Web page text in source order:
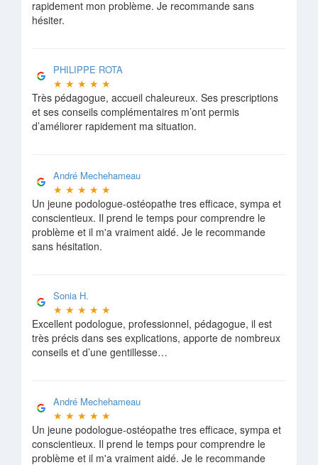
rapidement mon problème. Je recommande sans
hésiter.
PHILIPPE ROTA
★ ★ ★ ★ ★
Très pédagogue, accueil chaleureux. Ses prescriptions
et ses conseils complémentaires m’ont permis
d’améliorer rapidement ma situation.
André Mechehameau
★ ★ ★ ★ ★
Un jeune podologue-ostéopathe tres efficace, sympa et
conscientieux. Il prend le temps pour comprendre le
problème et il m'a vraiment aidé. Je le recommande
sans hésitation.
Sonia H.
★ ★ ★ ★ ★
Excellent podologue, professionnel, pédagogue, il est
très précis dans ses explications, apporte de nombreux
conseils et d’une gentillesse…
André Mechehameau
★ ★ ★ ★ ★
Un jeune podologue-ostéopathe tres efficace, sympa et
conscientieux. Il prend le temps pour comprendre le
problème et il m'a vraiment aidé. Je le recommande